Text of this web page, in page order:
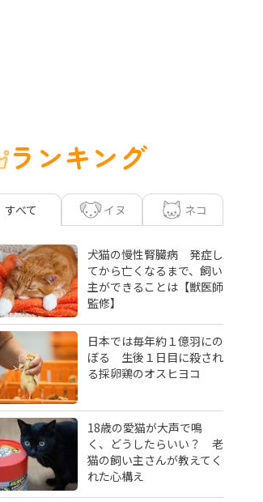
ランキング
すべて イヌ ネコ
犬猫の慢性腎臓病 発症し
てから亡くなるまで、飼い
主ができることは【獣医師
監修】
日本では毎年約１億羽にの
ぼる 生後１日目に殺され
る採卵鶏のオスヒヨコ
18歳の愛猫が大声で鳴
く、どうしたらいい？ 老
猫の飼い主さんが教えてく
れた心構え